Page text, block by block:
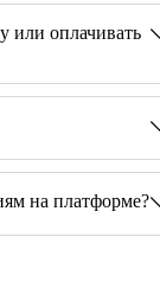
или оплачивать
на платформе?